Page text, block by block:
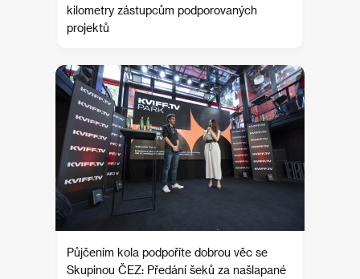
kilometry zástupcům podporovaných
projektů
Půjčením kola podpoříte dobrou věc se
Skupinou ČEZ: Předání šeků za našlapané